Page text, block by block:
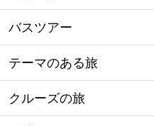
バスツアー
テーマのある旅
クルーズの旅